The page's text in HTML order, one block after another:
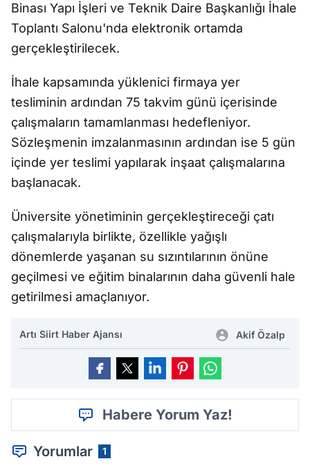
Binası Yapı İşleri ve Teknik Daire Başkanlığı İhale
Toplantı Salonu'nda elektronik ortamda
gerçekleştirilecek.
İhale kapsamında yüklenici firmaya yer
tesliminin ardından 75 takvim günü içerisinde
çalışmaların tamamlanması hedefleniyor.
Sözleşmenin imzalanmasının ardından ise 5 gün
içinde yer teslimi yapılarak inşaat çalışmalarına
başlanacak.
Üniversite yönetiminin gerçekleştireceği çatı
çalışmalarıyla birlikte, özellikle yağışlı
dönemlerde yaşanan su sızıntılarının önüne
geçilmesi ve eğitim binalarının daha güvenli hale
getirilmesi amaçlanıyor.
Artı Siirt Haber Ajansı Akif Özalp
Habere Yorum Yaz!
Yorumlar 1